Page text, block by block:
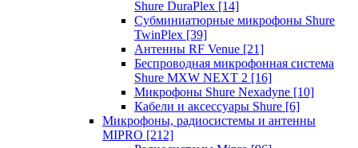
Shure DuraPlex [14]
Субминиатюрные микрофоны Shure
TwinPlex [39]
Антенны RF Venue [21]
Беспроводная микрофонная система
Shure MXW NEXT 2 [16]
Микрофоны Shure Nexadyne [10]
Кабели и аксессуары Shure [6]
Микрофоны, радиосистемы и антенны
MIPRO [212]